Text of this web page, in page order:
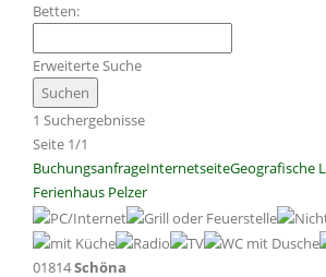
Betten:
Erweiterte Suche
1 Suchergebnisse
Seite 1/1
BuchungsanfrageInternetseiteGeografische
Ferienhaus Pelzer
01814Schöna